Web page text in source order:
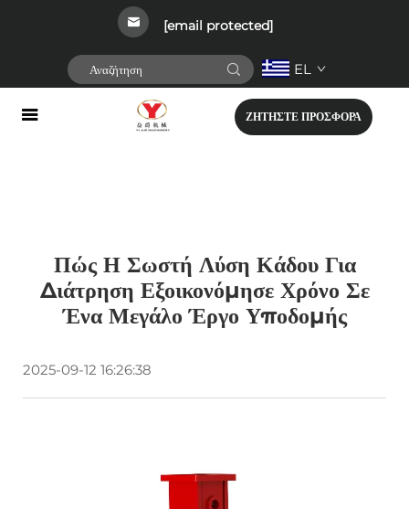
[email protected]
EL
ΖΗΤΗΣΤΕ ΠΡΟΣΦΟΡΑ
Πώς Η Σωστή Λύση Κάδου Για
Διάτρηση Εξοικονόμησε Χρόνο Σε
Ένα Μεγάλο Έργο Υποδομής
2025-09-12 16:26:38